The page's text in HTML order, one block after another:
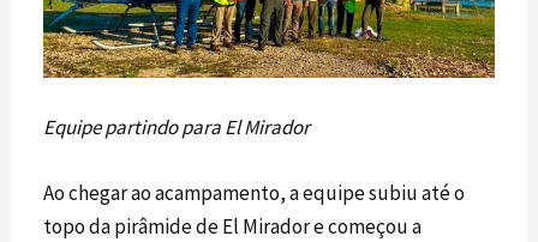
Equipe partindo para El Mirador
Ao chegar ao acampamento, a equipe subiu até o
topo da pirâmide de El Mirador e começou a